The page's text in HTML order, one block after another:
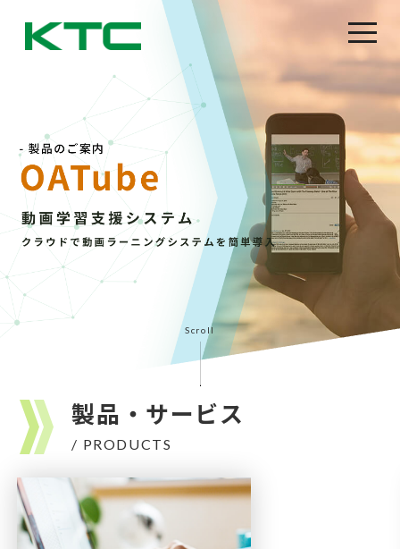
Scroll
製品・サービス
/ PRODUCTS